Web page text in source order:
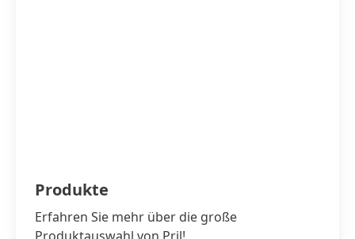
Produkte
Erfahren Sie mehr über die große